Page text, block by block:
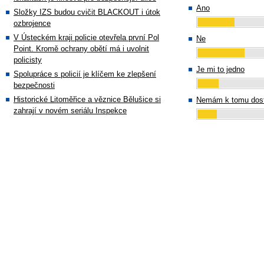
Složky IZS budou cvičit BLACKOUT i útok
ozbrojence
V Ústeckém kraji policie otevřela první Pol
Point. Kromě ochrany obětí má i uvolnit
policisty
Spolupráce s policií je klíčem ke zlepšení
bezpečnosti
Historické Litoměřice a věznice Bělušice si
zahrají v novém seriálu Inspekce
Ano
Ne
Je mi to jedno
Nemám k tomu